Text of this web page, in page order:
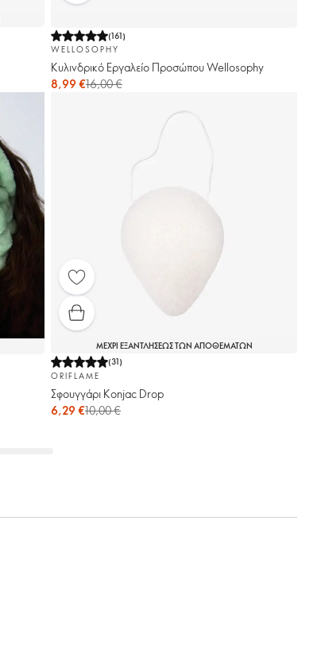
(161)
WELLOSOPHY
Κυλινδρικό Εργαλείο Προσώπου Wellosophy
8,99 €16,00 €
ΜΕΧΡΙ ΕΞΑΝΤΛΗΣΕΩΣ ΤΩΝ ΑΠΟΘΕΜΑΤΩΝ
(31)
ORIFLAME
Σφουγγάρι Konjac Drop
6,29 €10,00 €